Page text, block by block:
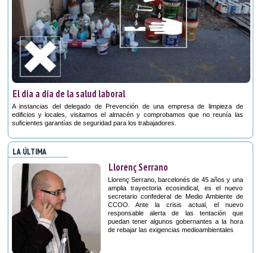
El día a día de la salud laboral
A instancias del delegado de Prevención de una empresa de limpieza de
edificios y locales, visitamos el almacén y comprobamos que no reunía las
suficientes garantías de seguridad para los trabajadores.
LA ÚLTIMA
Llorenç Serrano
Llorenç Serrano, barcelonés de 45 años y una
amplia trayectoria ecosindical, es el nuevo
secretario confederal de Medio Ambiente de
CCOO. Ante la crisis actual, el nuevo
responsable alerta de las tentación que
puedan tener algunos gobernantes a la hora
de rebajar las exigencias medioambientales